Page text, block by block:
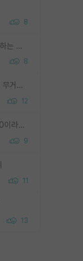
8
open ai가 ai대장아님? 그럼 쟤가 하는 말이 다 맞겠네
8
신생랩 1기 출신인데 신생랩은 줠라 무거운 바벨 같은거임. 들면 대박인데 못들면 깔려 죽음. 아무도 알려주지 않는 환경에서 자생해야하지만, 일단 살아남았다면 그 어떤 사람보다 악착같고 생존력 높은 사람으로 거듭날 수 있음
12
뭐 토익같은게 되버린거죠 토익 900이라고 영어잘하는건 아닙니다만 잘하는사람은 다 900을 넘는 그런
9
11
13